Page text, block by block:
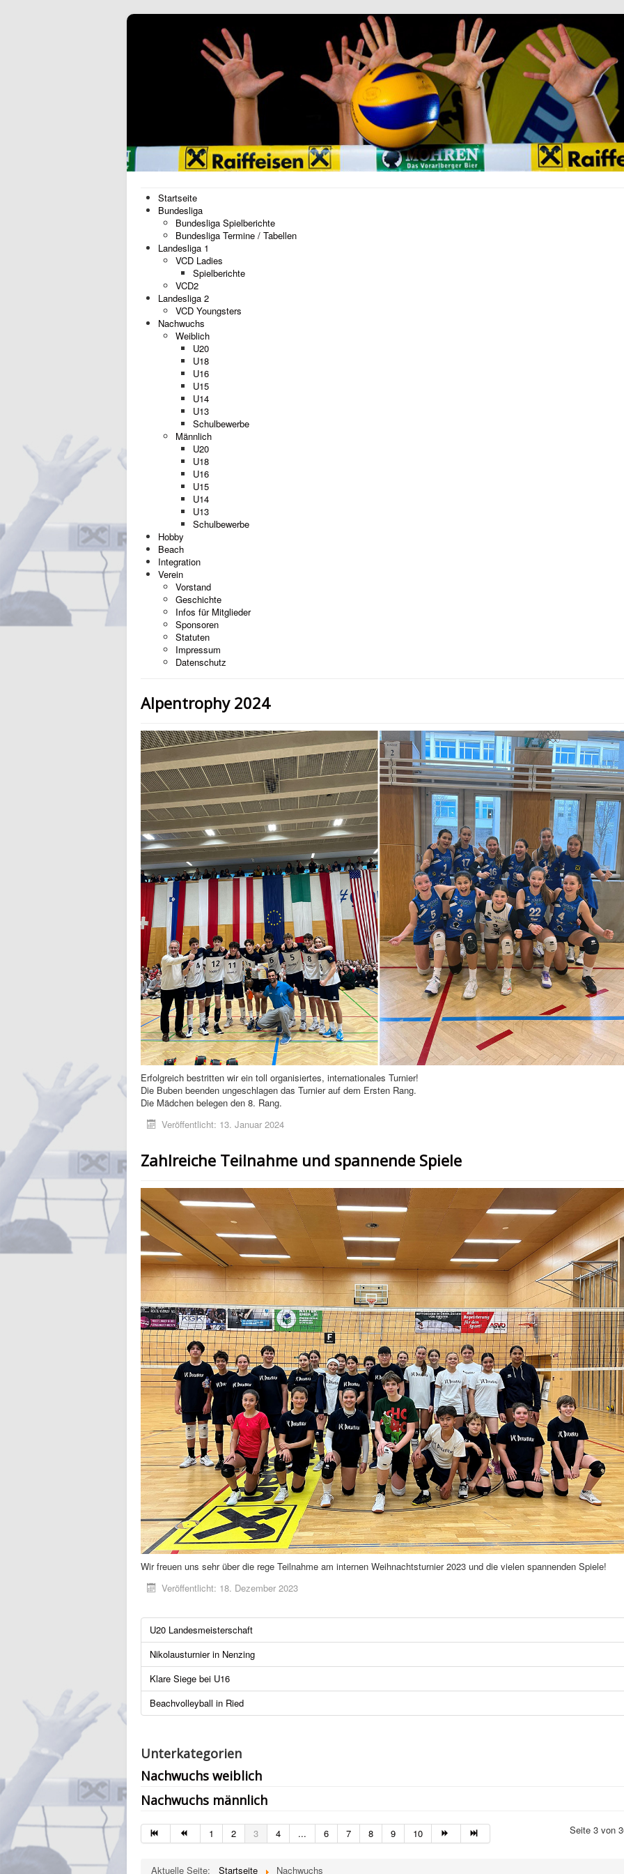
Startseite
Bundesliga
Bundesliga Spielberichte
Bundesliga Termine / Tabellen
Landesliga 1
VCD Ladies
Spielberichte
VCD2
Landesliga 2
VCD Youngsters
Nachwuchs
Weiblich
U20
U18
U16
U15
U14
U13
Schulbewerbe
Männlich
U20
U18
U16
U15
U14
U13
Schulbewerbe
Hobby
Beach
Integration
Verein
Vorstand
Geschichte
Infos für Mitglieder
Sponsoren
Statuten
Impressum
Datenschutz
Alpentrophy 2024
Erfolgreich bestritten wir ein toll organisiertes, internationales Turnier!
Die Buben beenden ungeschlagen das Turnier auf dem Ersten Rang.
Die Mädchen belegen den 8. Rang.
Veröffentlicht: 13. Januar 2024
Zahlreiche Teilnahme und spannende Spiele
Wir freuen uns sehr über die rege Teilnahme am internen Weihnachtsturnier 2023 und die vielen spannenden Spiele!
Veröffentlicht: 18. Dezember 2023
U20 Landesmeisterschaft
Nikolausturnier in Nenzing
Klare Siege bei U16
Beachvolleyball in Ried
Unterkategorien
Nachwuchs weiblich
Nachwuchs männlich
Seite 3 von
1 2 3 4 ... 6 7 8 9 10
Aktuelle Seite: Startseite Nachwuchs